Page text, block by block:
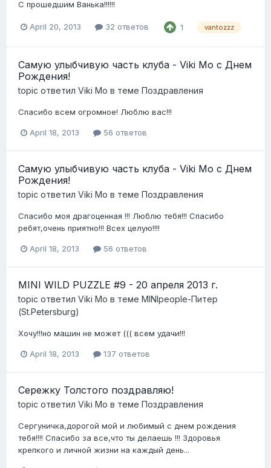
С прошедшим Ванька!!!!!!
April 20, 2013 32 ответов 1 vantozzz
Самую улыбчивую часть клуба - Viki Mo с Днем
Рождения!
topic ответил Viki Mo в теме Поздравления
Спасибо всем огромное! Люблю вас!!!
April 18, 2013 56 ответов
Самую улыбчивую часть клуба - Viki Mo с Днем
Рождения!
topic ответил Viki Mo в теме Поздравления
Спасибо моя драгоценная !!! Люблю тебя!!! Спасибо
ребят,очень приятно!!! Всех целую!!!!
April 18, 2013 56 ответов
MINI WILD PUZZLE #9 - 20 апреля 2013 г.
topic ответил Viki Mo в теме MINIpeople-Питер
(St.Petersburg)
Хочу!!!но машин не может ((( всем удачи!!!
April 18, 2013 137 ответов
Сережку Толстого поздравляю!
topic ответил Viki Mo в теме Поздравления
Сергуничка,дорогой мой и любимый с днем рождения
тебя!!!! Спасибо за все,что ты делаешь !!! Здоровья
крепкого и личной жизни на каждый день...